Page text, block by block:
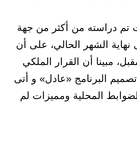
تم دراسته من أكثر من جهة
الشهر الحالي، على أن
صفر المقبل، مبينا أن القرار الملكي
البرنامج «عادل» و أتى
المحلية ومميزات لم